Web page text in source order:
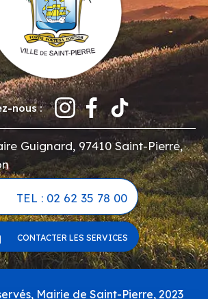
nous :
Guignard, 97410 Saint-Pierre,
TEL : 02 62 35 78 00
CONTACTER LES SERVICES
Mairie de Saint-Pierre, 2023